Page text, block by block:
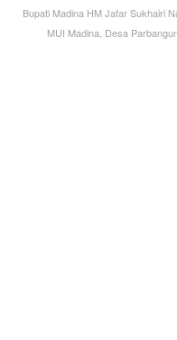
Bupati Madina HM Jafar Sukhairi
MUI Madina, Desa